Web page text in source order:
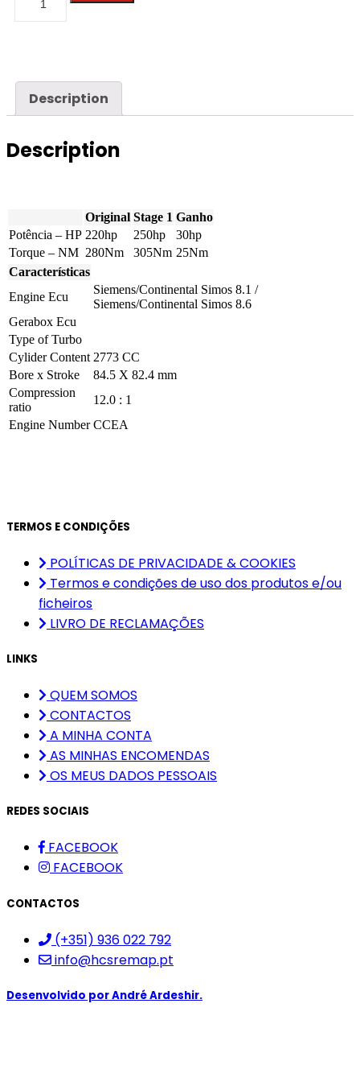
A6
220hp
quantity
Description
Description
Original Stage 1 Ganho
Potência – HP 220hp 250hp
30hp
Torque – NM 280Nm 305Nm 25Nm
Características
Engine Ecu
Siemens/Continental Simos 8.1 /
Siemens/Continental Simos 8.6
Gerabox Ecu
Type of Turbo
Cylider Content 2773 CC
Bore x Stroke
84.5 X 82.4 mm
Compression
ratio
12.0 : 1
Engine Number CCEA
TERMOS E CONDIÇÕES
POLÍTICAS DE PRIVACIDADE & COOKIES
Termos e condições de uso dos produtos e/ou
ficheiros
LIVRO DE RECLAMAÇÕES
LINKS
QUEM SOMOS
CONTACTOS
A MINHA CONTA
AS MINHAS ENCOMENDAS
OS MEUS DADOS PESSOAIS
REDES SOCIAIS
FACEBOOK
FACEBOOK
CONTACTOS
(+351) 936 022 792
info@hcsremap.pt
Desenvolvido porAndré Ardeshir.